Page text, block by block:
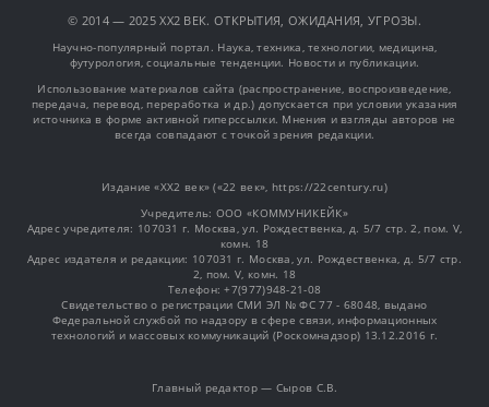
© 2014 — 2025 XX2 ВЕК. ОТКРЫТИЯ, ОЖИДАНИЯ, УГРОЗЫ.
Научно-популярный портал. Наука, техника, технологии, медицина,
футурология, социальные тенденции. Новости и публикации.
Использование материалов сайта (распространение, воспроизведение,
передача, перевод, переработка и др.) допускается при условии указания
источника в форме активной гиперссылки. Мнения и взгляды авторов не
всегда совпадают с точкой зрения редакции.
Издание «XX2 век» («22 век», https://22century.ru)
Учредитель: OOO «КОММУНИКЕЙК»
Адрес учредителя: 107031 г. Москва, ул. Рождественка, д. 5/7 стр. 2, пом. V,
комн. 18
Адрес издателя и редакции: 107031 г. Москва, ул. Рождественка, д. 5/7 стр.
2, пом. V, комн. 18
Телефон: +7(977)948-21-08
Свидетельство о регистрации СМИ ЭЛ № ФС 77 - 68048, выдано
Федеральной службой по надзору в сфере связи, информационных
технологий и массовых коммуникаций (Роскомнадзор) 13.12.2016 г.
Главный редактор — Сыров С.В.